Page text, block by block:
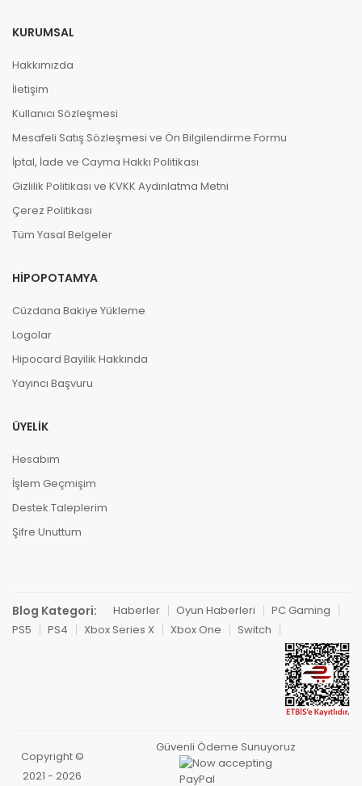
KURUMSAL
Hakkımızda
İletişim
Kullanıcı Sözleşmesi
Mesafeli Satış Sözleşmesi ve Ön Bilgilendirme Formu
İptal, İade ve Cayma Hakkı Politikası
Gizlilik Politikası ve KVKK Aydınlatma Metni
Çerez Politikası
Tüm Yasal Belgeler
HIPOPOTAMYA
Cüzdana Bakiye Yükleme
Logolar
Hipocard Bayilik Hakkında
Yayıncı Başvuru
ÜYELIK
Hesabım
İşlem Geçmişim
Destek Taleplerim
Şifre Unuttum
Blog Kategori: Haberler Oyun Haberleri
PC Gaming
PS5
PS4 Xbox Series X Xbox One Switch
Copyright ©
2021 - 2026
Güvenli Ödeme Sunuyoruz